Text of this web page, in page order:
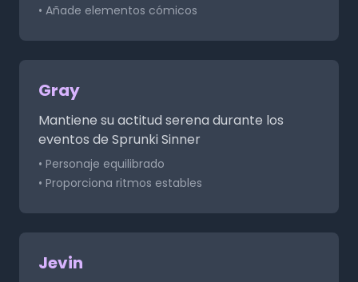
• Añade elementos cómicos
Gray
Mantiene su actitud serena durante los
eventos de Sprunki Sinner
• Personaje equilibrado
• Proporciona ritmos estables
Jevin